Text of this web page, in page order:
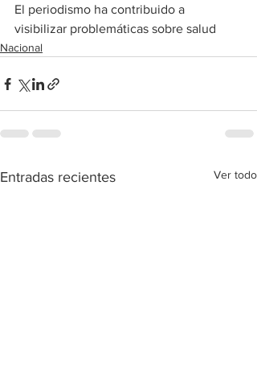
El periodismo ha contribuido a
visibilizar problemáticas sobre salud
Nacional
Entradas recientes Ver todo